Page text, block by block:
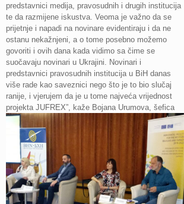
predstavnici medija, pravosudnih i drugih institucija
te da razmijene iskustva. Veoma je važno da se
prijetnje i napadi na novinare evidentiraju i da ne
ostanu nekažnjeni, a o tome posebno možemo
govoriti i ovih dana kada vidimo sa čime se
suočavaju novinari u Ukrajini. Novinari i
predstavnici pravosudnih institucija u BiH danas
više rade kao saveznici nego što je to bio slučaj
ranije, i vjerujem da je u tome najveća vrijednost
projekta JUFREX”, kaže Bojana Urumova, šefica